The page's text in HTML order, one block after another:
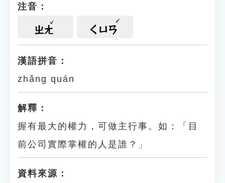
注音：
ㄓㄤ ㄑㄩㄢ
漢語拼音：
zhǎng quán
解釋：
握有最大的權力，可做主行事。如：「目
前公司實際掌權的人是誰？」
資料來源：